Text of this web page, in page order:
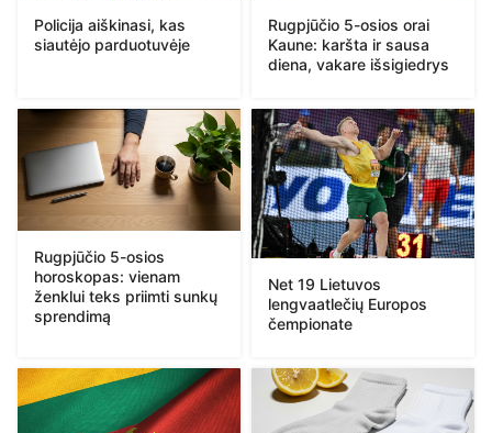
Policija aiškinasi, kas
siautėjo parduotuvėje
Rugpjūčio 5-osios orai
Kaune: karšta ir sausa
diena, vakare išsigiedrys
Rugpjūčio 5-osios
horoskopas: vienam
ženklui teks priimti sunkų
sprendimą
Net 19 Lietuvos
lengvaatlečių Europos
čempionate